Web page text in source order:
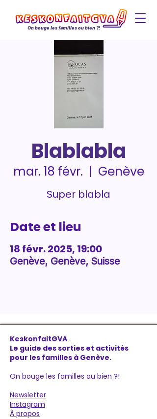
On bouge les familles ou bien ?!
Blablabla
mar. 18 févr.
  |
Genève
Super blabla
Date et lieu
18 févr. 2025, 19:00
Genève, Genève, Suisse
KeskonfaitGVA
Le guide des sorties et activités
pour les familles à Genève.
On bouge les familles ou bien ?!
Newsletter
Instagram
À propos